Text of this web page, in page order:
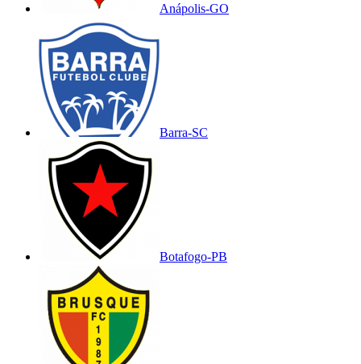
Anápolis-GO
Barra-SC
Botafogo-PB